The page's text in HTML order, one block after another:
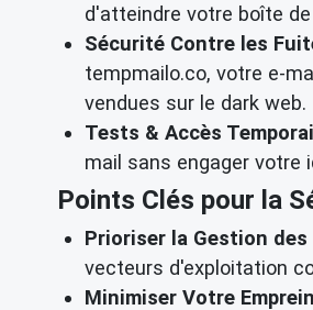
d'atteindre votre boîte
Sécurité Contre les
tempmailo.co, votre e-
vendues sur le dark web.
Tests & Accès
mail sans engager votre
Points Clés pour la
Prioriser la Gestion
vecteurs d'exploitation
Minimiser Votre